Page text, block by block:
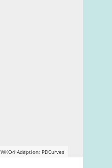
WKO4 Adaption: PDCurves